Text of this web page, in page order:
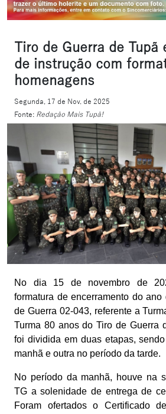
Tiro de Guerra de Tupã
de instrução com
homenagens
Segunda, 17 de Nov. de 2025
Fonte: Redação Mais Tupã!
No dia 15 de novembro de
formatura de encerramento do
de Guerra 02-043, referente a
Turma 80 anos do Tiro de Guerra
foi dividida em duas etapas,
manhã e outra no período da tarde.
No período da manhã, houve na
TG a solenidade de entrega de
Foram ofertados o Certificado